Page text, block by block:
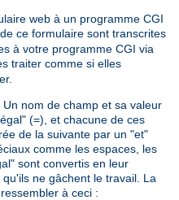
web à un programme CGI
de ce formulaire sont transcrites
à votre programme CGI via
traiter comme si elles
nom de champ et sa valeur
(=), et chacune de ces
de la suivante par un "et"
comme les espaces, les
sont convertis en leur
ne gâchent le travail. La
à ceci :